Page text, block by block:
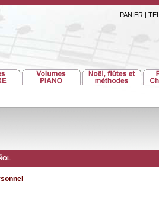
PANIER |